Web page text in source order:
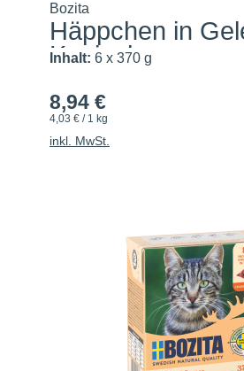
Bozita
Häppchen in
Kaninchen
Inhalt: 6 x 370 g
8,94 €
4,03 € / 1 kg
inkl. MwSt.